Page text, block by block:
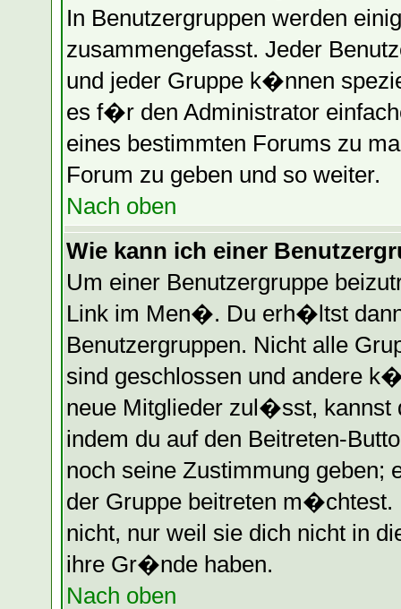
In Benutzergruppen werden
zusammengefasst. Jeder
und jeder Gruppe k�nnen
es f�r den Administrator
eines bestimmten Forums zu
Forum zu geben und so weiter.
Nach oben
Wie kann ich einer
Um einer Benutzergruppe
Link im Men�. Du erh�ltst
Benutzergruppen. Nicht alle
sind geschlossen und andere
neue Mitglieder zul�sst, kannst
indem du auf den Beitreten-
noch seine Zustimmung
der Gruppe beitreten m�chtest.
nicht, nur weil sie dich nicht in
ihre Gr�nde haben.
Nach oben